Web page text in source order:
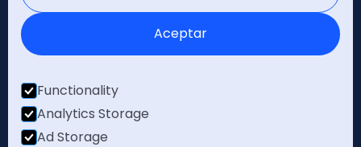
Integraciones
Programa Partners
Más información
Casos de éxito
Aceptar
Functionality
Analytics Storage
Ad Storage